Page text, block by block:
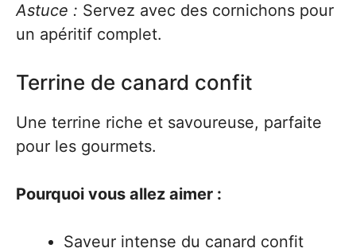
Astuce : Servez avec des cornichons pour
un apéritif complet.
Terrine de canard confit
Une terrine riche et savoureuse, parfaite
pour les gourmets.
Pourquoi vous allez aimer :
Saveur intense du canard confit